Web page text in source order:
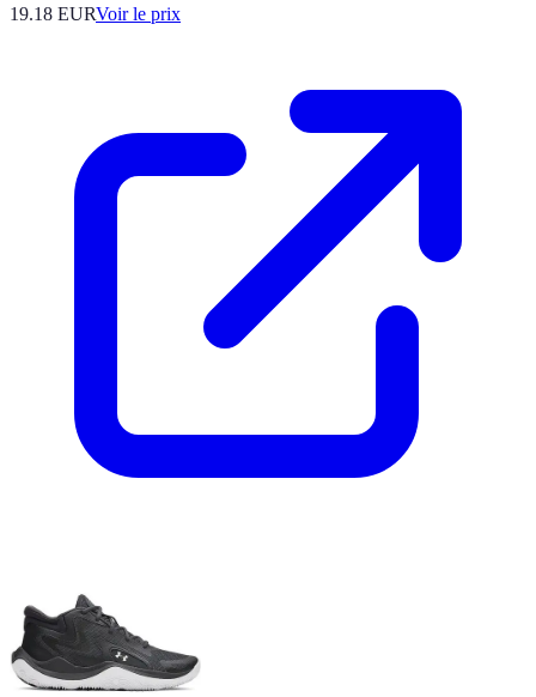
19.18 EURVoir le prix